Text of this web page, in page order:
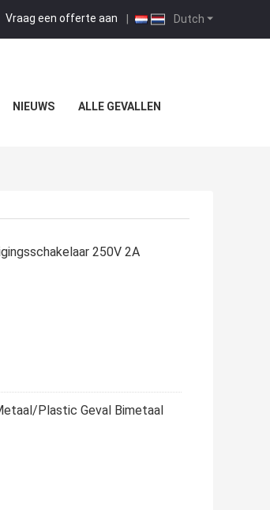
Dutch
Vraag een offerte aan |
NIEUWS ALLE GEVALLEN
250V 2A
Plastic Geval Bimetaal